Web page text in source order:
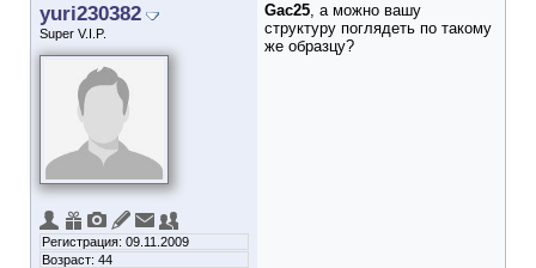
yuri230382
Super V.I.P.
Регистрация: 09.11.2009
Возраст: 44
Gac25, а можно вашу
структуру поглядеть по такому
же образцу?